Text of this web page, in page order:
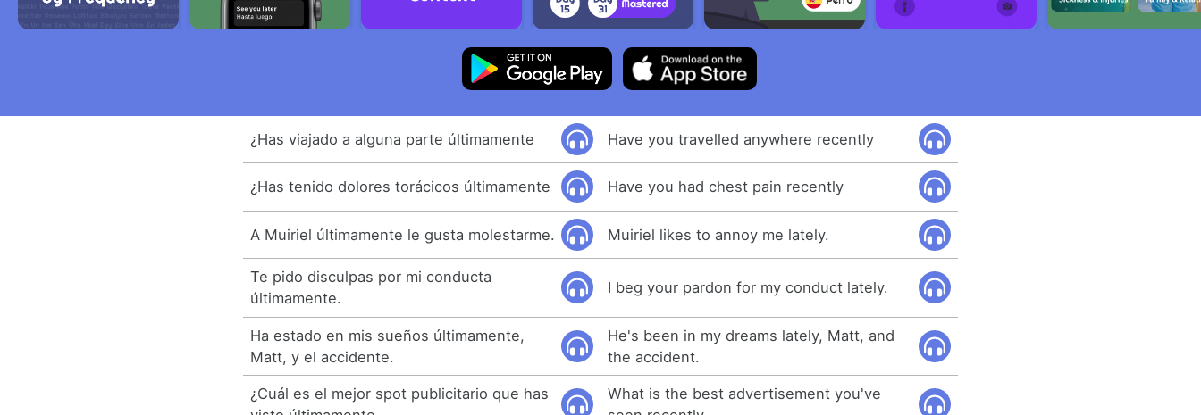
¿Has viajado a alguna parte últimamente Have you travelled anywhere recently
¿Has tenido dolores torácicos últimamente Have you had chest pain recently
A Muiriel últimamente le gusta molestarme. Muiriel likes to annoy me lately.
Te pido disculpas por mi conducta
últimamente.
I beg your pardon for my conduct lately.
Ha estado en mis sueños últimamente,
Matt, y el accidente.
He's been in my dreams lately, Matt, and
the accident.
¿Cuál es el mejor spot publicitario que has
What is the best advertisement you've